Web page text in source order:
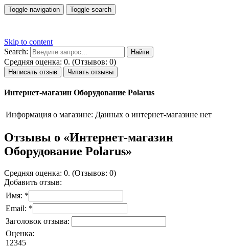
Toggle navigation Toggle search
Skip to content
Search:
Средняя оценка: 0. (Отзывов: 0)
Написать отзыв Читать отзывы
Интернет-магазин Оборудование Polarus
Информация о магазине: Данных о интернет-магазине нет
Отзывы о «Интернет-магазин
Оборудование Polarus»
Средняя оценка: 0. (Отзывов: 0)
Добавить отзыв:
Имя: *
Email: *
Заголовок отзыва:
Оценка:
1 2345